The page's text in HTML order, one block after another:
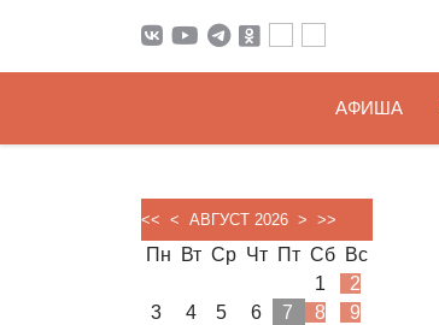
АФИША
<< < АВГУСТ 2026 > >>
Пн Вт Ср Чт Пт Сб Вс
1
2
3
4 5 6 7 8
9